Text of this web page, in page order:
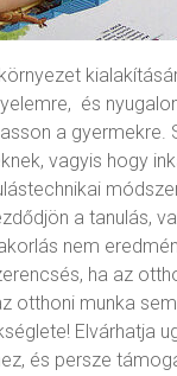
és
a gyermekre.
vagyis hogy
a tanulás,
nem
ha az
otthoni munka
Elvárhatja
és persze